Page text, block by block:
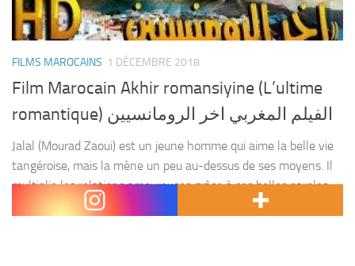
FILMS MAROCAINS 1 DÉCEMBRE 2018
Film Marocain Akhir romansiyine (L’ultime
romantique) الفيلم المغربي اخر الرومانسيين
Jalal (Mourad Zaoui) est un jeune homme qui aime la belle vie
tangéroise, mais la mène un peu au-dessus de ses moyens. Il
multiplie les relations amoureuses grâce à ses belles paroles
romantiques, mais...